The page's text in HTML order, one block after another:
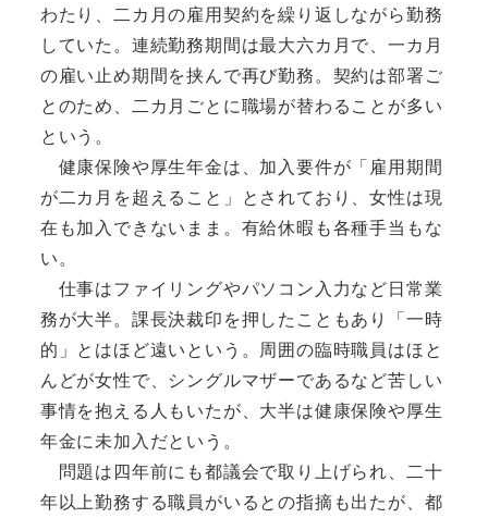
わたり、二カ月の雇用契約を繰り返しながら勤務
していた。連続勤務期間は最大六カ月で、一カ月
の雇い止め期間を挟んで再び勤務。契約は部署ご
とのため、二カ月ごとに職場が替わることが多い
という。
健康保険や厚生年金は、加入要件が「雇用期間
が二カ月を超えること」とされており、女性は現
在も加入できないまま。有給休暇も各種手当もな
い。
仕事はファイリングやパソコン入力など日常業
務が大半。課長決裁印を押したこともあり「一時
的」とはほど遠いという。周囲の臨時職員はほと
んどが女性で、シングルマザーであるなど苦しい
事情を抱える人もいたが、大半は健康保険や厚生
年金に未加入だという。
問題は四年前にも都議会で取り上げられ、二十
年以上勤務する職員がいるとの指摘も出たが、都